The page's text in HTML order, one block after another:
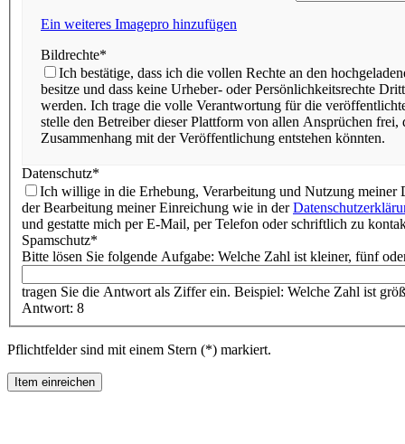
Ein weiteres Imagepro hinzufügen
Bildrechte*
Ich bestätige, dass ich die vollen Rechte an den
besitze und dass keine Urheber- oder Persönlichkeitsrechte
werden. Ich trage die volle Verantwortung für die
stelle den Betreiber dieser Plattform von allen Ansprüchen frei,
Zusammenhang mit der Veröffentlichung entstehen könnten.
Datenschutz*
Ich willige in die Erhebung, Verarbeitung und Nutzung meiner
der Bearbeitung meiner Einreichung wie in der
und gestatte mich per E-Mail, per Telefon oder schriftlich zu
Spamschutz*
Bitte lösen Sie folgende Aufgabe: Welche Zahl ist kleiner, fünf
tragen Sie die Antwort als Ziffer ein. Beispiel: Welche Zahl ist
Antwort: 8
Pflichtfelder sind mit einem Stern (*) markiert.
Item einreichen